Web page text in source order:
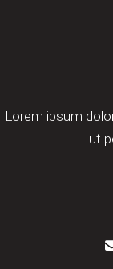
Lorem ipsum
ut